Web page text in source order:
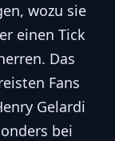
wozu sie
einen Tick
Das
Fans
Gelardi
bei